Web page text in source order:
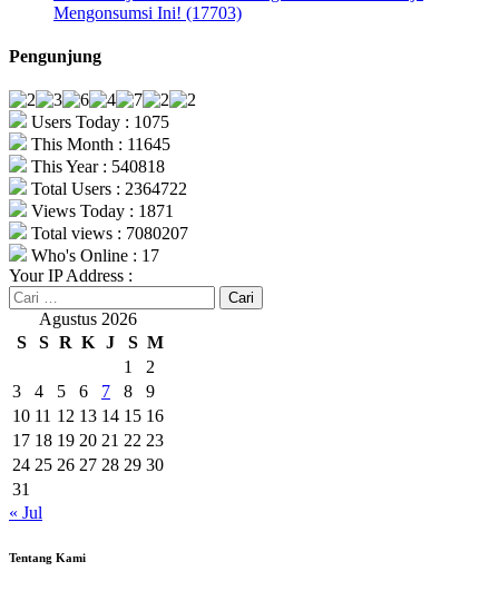
Mengonsumsi Ini! (17703)
Pengunjung
Users Today : 1075
This Month : 11645
This Year : 540818
Total Users : 2364722
Views Today : 1871
Total views : 7080207
Who's Online : 17
Your IP Address :
Cari
untuk:Agustus 2026
S
S R K J S M
1
2
3
4 5 6 7 8
9
10 11 12 13 14 15 16
17 18 19 20 21 22 23
24 25 26 27 28 29 30
31
« Jul
Tentang Kami